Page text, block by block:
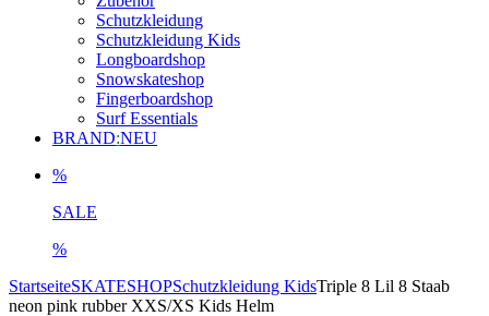
Schutzkleidung
Schutzkleidung Kids
Longboardshop
Snowskateshop
Fingerboardshop
Surf Essentials
BRAND:NEU
%
SALE
%
StartseiteSKATESHOPSchutzkleidung KidsTriple 8 Lil 8 Staab
neon pink rubber XXS/XS Kids Helm